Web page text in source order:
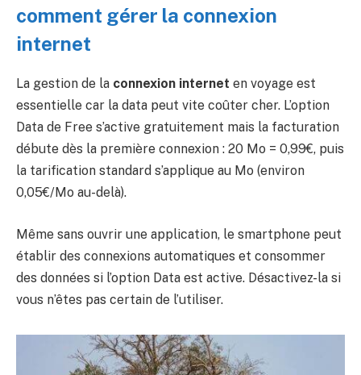
comment gérer la connexion
internet
La gestion de la connexion internet en voyage est
essentielle car la data peut vite coûter cher. L’option
Data de Free s’active gratuitement mais la facturation
débute dès la première connexion : 20 Mo = 0,99€, puis
la tarification standard s’applique au Mo (environ
0,05€/Mo au-delà).
Même sans ouvrir une application, le smartphone peut
établir des connexions automatiques et consommer
des données si l’option Data est active. Désactivez-la si
vous n’êtes pas certain de l’utiliser.